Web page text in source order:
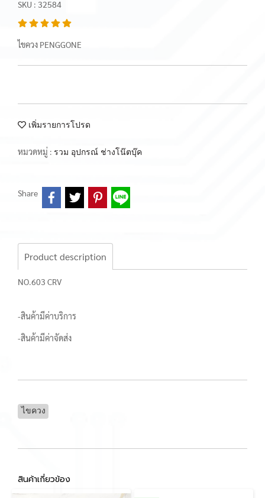
SKU : 32584
ไขควง PENGGONE
เพิ่มรายการโปรด
หมวดหมู่ : รวม อุปกรณ์ ช่างโน๊ตบุ๊ค
Share
Product description
NO.603 CRV
-สินค้ามีค่าบริการ
-สินค้ามีค่าจัดส่ง
ไขควง
สินค้าเกี่ยวข้อง